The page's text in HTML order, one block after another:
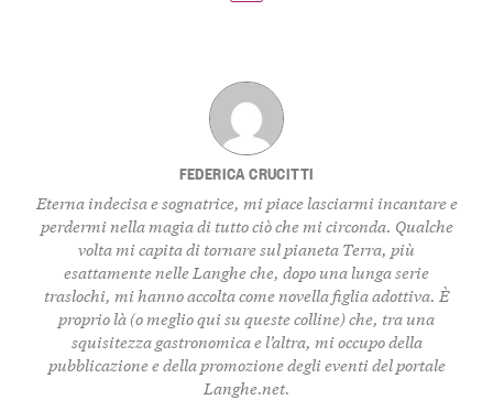
FEDERICA CRUCITTI
Eterna indecisa e sognatrice, mi piace lasciarmi incantare e
perdermi nella magia di tutto ciò che mi circonda. Qualche
volta mi capita di tornare sul pianeta Terra, più
esattamente nelle Langhe che, dopo una lunga serie
traslochi, mi hanno accolta come novella figlia adottiva. È
proprio là (o meglio qui su queste colline) che, tra una
squisitezza gastronomica e l’altra, mi occupo della
pubblicazione e della promozione degli eventi del portale
Langhe.net.